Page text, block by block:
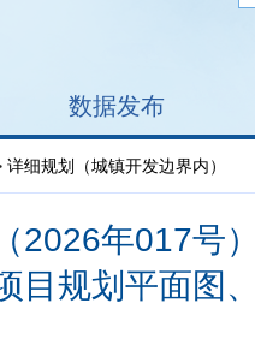
数据发布
详细规划（城镇开发边界内）
2026年017
目规划平面图